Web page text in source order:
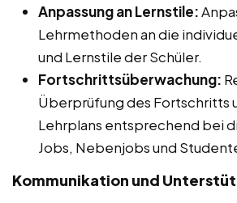
Anpassung an Lernstile:
Lehrmethoden an die
und Lernstile der Schüler.
Fortschrittsüberwachung:
Überprüfung des Fortschritts
Lehrplans entsprechend bei
Jobs, Nebenjobs und
Kommunikation und